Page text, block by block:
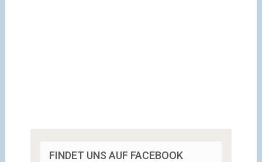
FINDET UNS AUF FACEBOOK